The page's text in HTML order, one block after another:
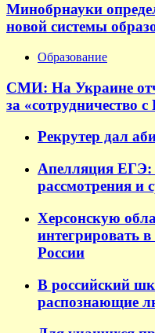
Минобрнауки
новой системы
Образование
СМИ: На Украине
за «сотрудничество с
Рекрутер дал
Апелляция ЕГЭ:
рассмотрения и
Херсонскую
интегрировать
России
В российский
распознающие